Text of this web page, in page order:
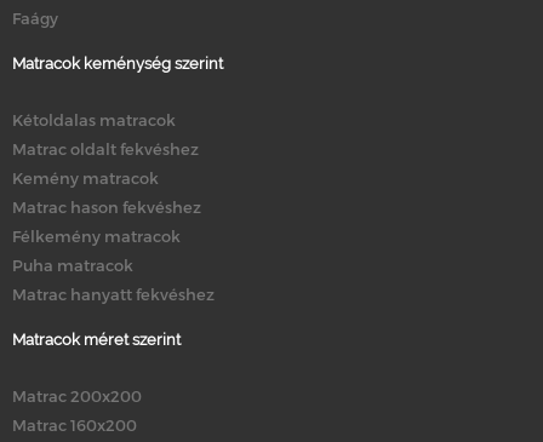
Faágy
Matracok keménység szerint
Kétoldalas matracok
Matrac oldalt fekvéshez
Kemény matracok
Matrac hason fekvéshez
Félkemény matracok
Puha matracok
Matrac hanyatt fekvéshez
Matracok méret szerint
Matrac 200x200
Matrac 160x200